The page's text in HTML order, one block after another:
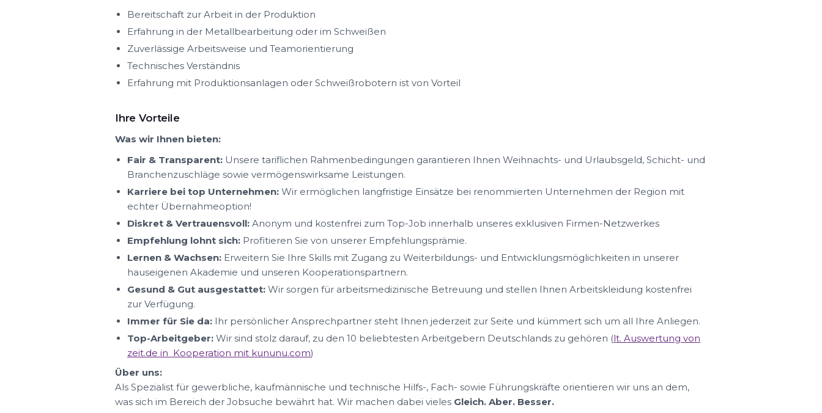
Bereitschaft zur Arbeit in der Produktion
Erfahrung in der Metallbearbeitung oder im Schweißen
Zuverlässige Arbeitsweise und Teamorientierung
Technisches Verständnis
Erfahrung mit Produktionsanlagen oder Schweißrobotern ist von Vorteil
Ihre Vorteile
Was wir Ihnen bieten:
Fair & Transparent: Unsere tariflichen Rahmenbedingungen garantieren Ihnen Weihnachts- und Urlaubsgeld, Schicht- und
Branchenzuschläge sowie vermögenswirksame Leistungen.
Karriere bei top Unternehmen: Wir ermöglichen langfristige Einsätze bei renommierten Unternehmen der Region mit
echter Übernahmeoption!
Diskret & Vertrauensvoll: Anonym und kostenfrei zum Top-Job innerhalb unseres exklusiven Firmen-Netzwerkes
Empfehlung lohnt sich: Profitieren Sie von unserer Empfehlungsprämie.
Lernen & Wachsen: Erweitern Sie Ihre Skills mit Zugang zu Weiterbildungs- und Entwicklungsmöglichkeiten in unserer
hauseigenen Akademie und unseren Kooperationspartnern.
Gesund & Gut ausgestattet: Wir sorgen für arbeitsmedizinische Betreuung und stellen Ihnen Arbeitskleidung kostenfrei
zur Verfügung.
Immer für Sie da: Ihr persönlicher Ansprechpartner steht Ihnen jederzeit zur Seite und kümmert sich um all Ihre Anliegen.
Top-Arbeitgeber: Wir sind stolz darauf, zu den 10 beliebtesten Arbeitgebern Deutschlands zu gehören (lt. Auswertung von
zeit.de in Kooperation mit kununu.com)
Über uns:
Als Spezialist für gewerbliche, kaufmännische und technische Hilfs-, Fach- sowie Führungskräfte orientieren wir uns an dem,
was sich im Bereich der Jobsuche bewährt hat. Wir machen dabei vieles Gleich. Aber. Besser.